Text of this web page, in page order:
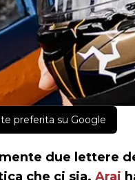
preferita su Google
due lettere
che ci sia. Arai